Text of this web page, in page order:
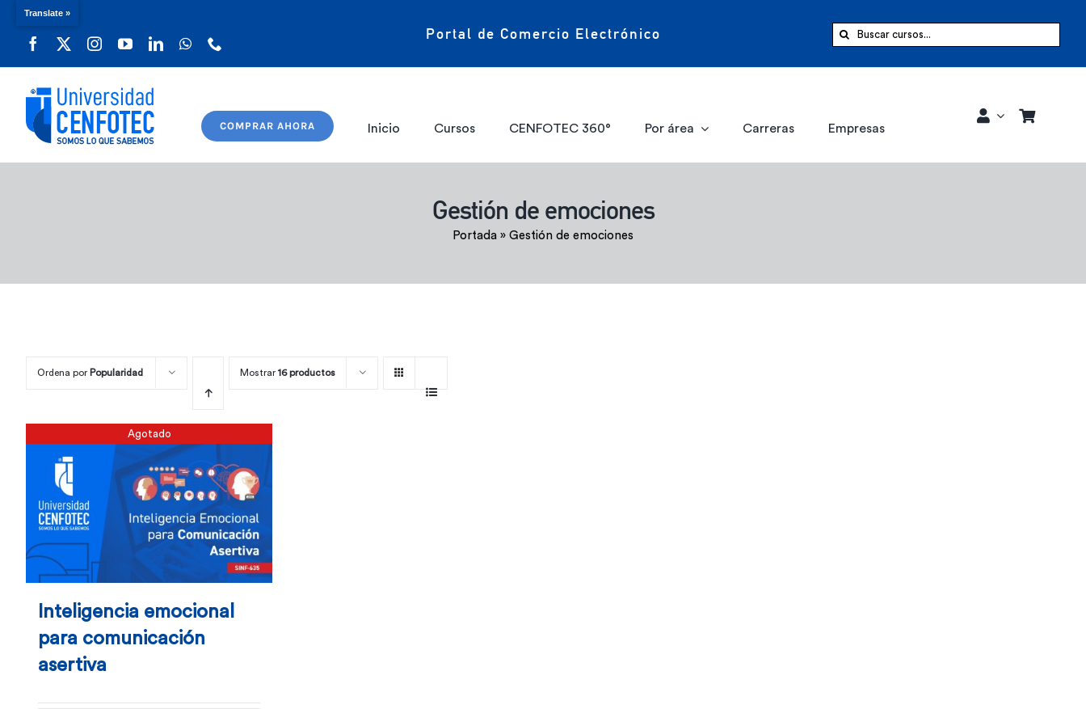
Portal de Comercio Electrónico Buscar:
COMPRAR AHORA Inicio Cursos CENFOTEC 360° Por área Carreras Empresas
Gestión de emociones
Portada » Gestión de emociones
Ordena por Popularidad Mostrar 16 productos
Agotado
Inteligencia emocional
para comunicación
asertiva
Translate »